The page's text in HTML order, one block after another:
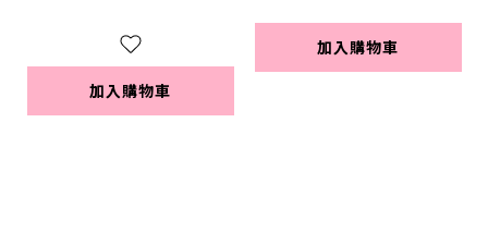
加入購物車
加入購物車